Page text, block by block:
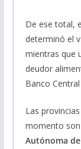
De ese total,
determinó el
mientras que
deudor
Banco
Las
momento son
Autónoma